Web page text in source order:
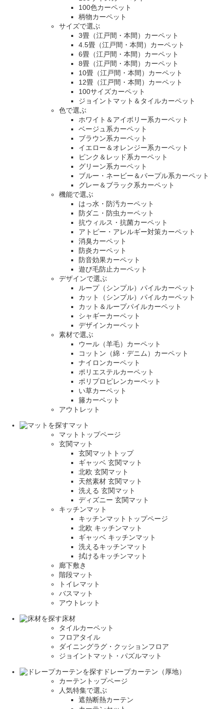
100色カーペット
柄物カーペット
サイズで選ぶ
3畳（江戸間・本間）カーペット
4.5畳（江戸間・本間）カーペット
6畳（江戸間・本間）カーペット
8畳（江戸間・本間）カーペット
10畳（江戸間・本間）カーペット
12畳（江戸間・本間）カーペット
100サイズカーペット
ジョイントマット＆タイルカーペット
色で選ぶ
ホワイト＆アイボリー系カーペット
ベージュ系カーペット
ブラウン系カーペット
イエロー＆オレンジー系カーペット
ピンク＆レッド系カーペット
グリーン系カーペット
ブルー・ネービー＆パープル系カーペット
グレー＆ブラック系カーペット
機能で選ぶ
はっ水・防汚カーペット
防ダニ・防虫カーペット
抗ウィルス・抗菌カーペット
アトピー・アレルギー対策カーペット
消臭カーペット
防炎カーペット
防音効果カーペット
遊び毛防止カーペット
デザインで選ぶ
ループ（シンプル）パイルカーペット
カット（シンプル）パイルカーペット
カット＆ループパイルカーペット
シャギーカーペット
デザインカーペット
素材で選ぶ
ウール（羊毛）カーペット
コットン（綿・デニム）カーペット
ナイロンカーペット
ポリエステルカーペット
ポリプロピレンカーペット
い草カーペット
籐カーペット
アウトレット
マット
マットトップページ
玄関マット
玄関マットトップ
ギャッベ 玄関マット
北欧 玄関マット
天然素材 玄関マット
洗える 玄関マット
ディズニー 玄関マット
キッチンマット
キッチンマットトップページ
北欧 キッチンマット
ギャッベ キッチンマット
洗えるキッチンマット
拭けるキッチンマット
廊下敷き
階段マット
トイレマット
バスマット
アウトレット
床材
タイルカーペット
フロアタイル
ダイニングラグ・クッションフロア
ジョイントマット・パズルマット
ドレープカーテン（厚地）
カーテントップページ
人気特集で選ぶ
遮熱断熱カーテン